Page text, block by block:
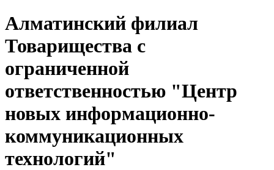
Алматинский филиал
Товарищества с
ограниченной
ответственностью "Центр
новых информационно-
коммуникационных
технологий"